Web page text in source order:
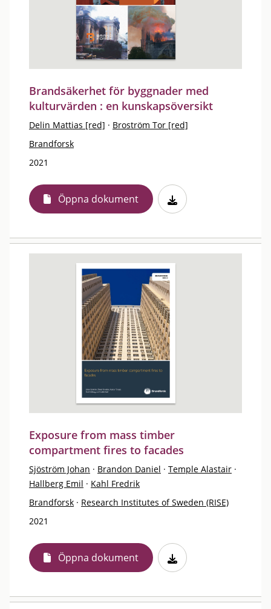
Brandsäkerhet för byggnader med
kulturvärden : en kunskapsöversikt
Delin Mattias [red] · Broström Tor [red]
Brandforsk
2021
Öppna dokument
Exposure from mass timber
compartment fires to facades
Sjöström Johan · Brandon Daniel · Temple Alastair ·
Hallberg Emil · Kahl Fredrik
Brandforsk · Research Institutes of Sweden (RISE)
2021
Öppna dokument